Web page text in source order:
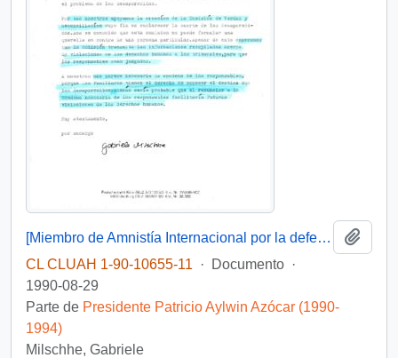
[Miembro de Amnistía Internacional por la defensa de los detenidos desaparecidos en Chile felicita por la creación de la Comisión de de Verdad y Reconciliación]
CL CLUAH 1-90-10655-11
· Documento ·
1990-08-29
Parte de Presidente Patricio Aylwin Azócar (1990-
1994)
Milschhe, Gabriele